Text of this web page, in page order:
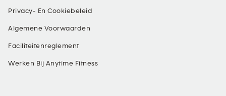
Privacy- En Cookiebeleid
Algemene Voorwaarden
Faciliteitenreglement
Werken Bij Anytime Fitness